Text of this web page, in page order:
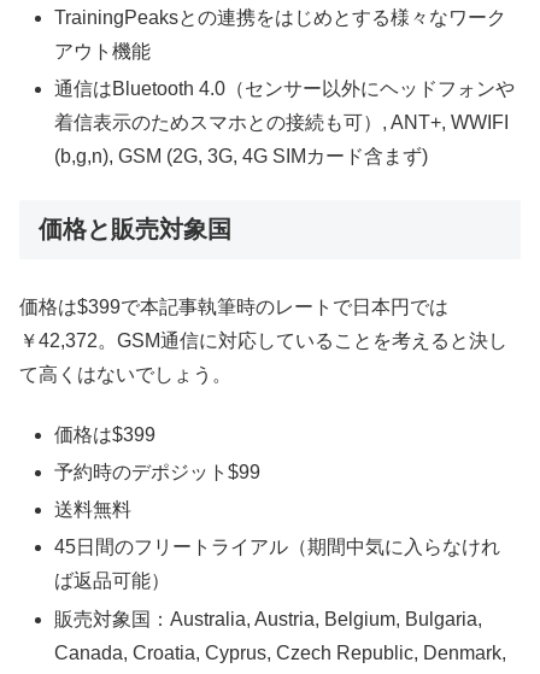
TrainingPeaksとの連携をはじめとする様々なワーク
アウト機能
通信はBluetooth 4.0（センサー以外にヘッドフォンや
着信表示のためスマホとの接続も可）, ANT+, WWIFI
(b,g,n), GSM (2G, 3G, 4G SIMカード含まず)
価格と販売対象国
価格は$399で本記事執筆時のレートで日本円では
￥42,372。GSM通信に対応していることを考えると決し
て高くはないでしょう。
価格は$399
予約時のデポジット$99
送料無料
45日間のフリートライアル（期間中気に入らなけれ
ば返品可能）
販売対象国：Australia, Austria, Belgium, Bulgaria,
Canada, Croatia, Cyprus, Czech Republic, Denmark,